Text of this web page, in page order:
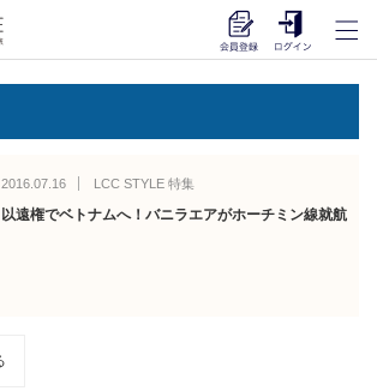
2016.07.16 LCC STYLE 特集
以遠権でベトナムへ！バニラエアがホーチミン線就航